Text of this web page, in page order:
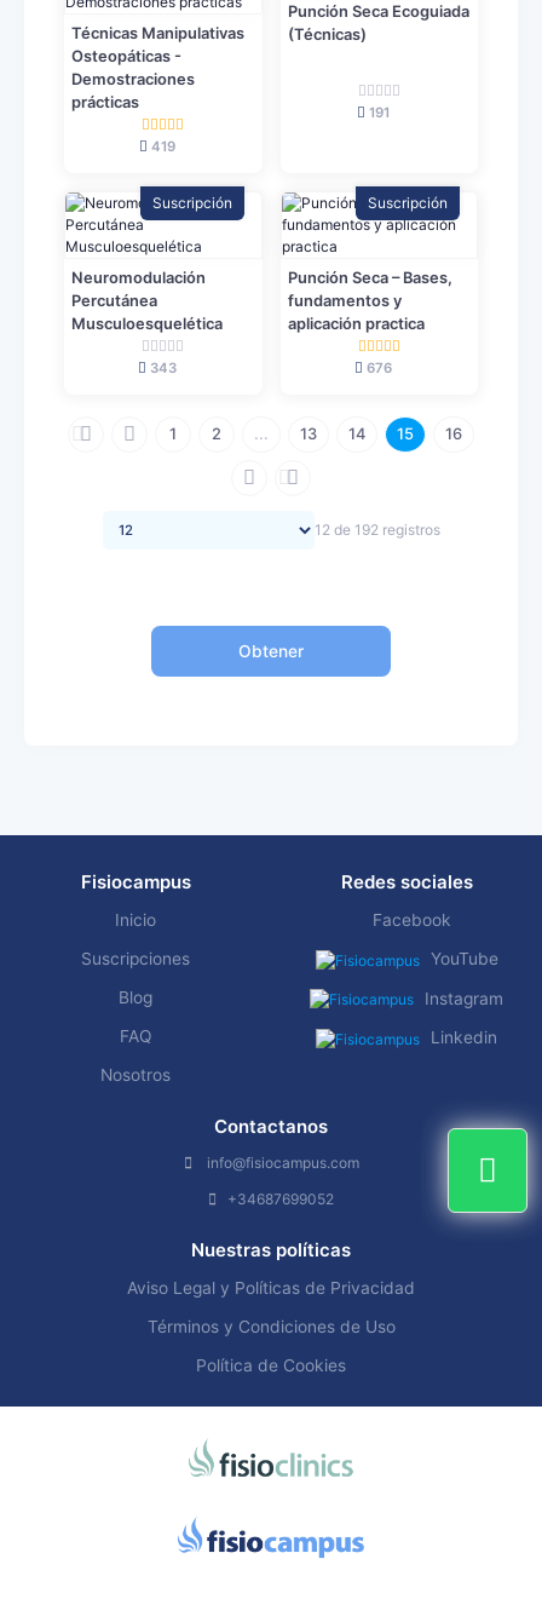
Técnicas Manipulativas
Osteopáticas -
Demostraciones
prácticas
419
Punción Seca Ecoguiada
(Técnicas)
191
Suscripción
Neuromodulación
Percutánea
Musculoesquelética
343
Suscripción
Punción Seca – Bases,
fundamentos y
aplicación practica
676
1 2 ... 13 14 15 16
12 de 192 registros
Obtener
Fisiocampus
Inicio
Suscripciones
Blog
FAQ
Nosotros
Redes sociales
Facebook
YouTube
Instagram
Linkedin
Contactanos
info@fisiocampus.com
+34687699052
Nuestras políticas
Aviso Legal y Políticas de Privacidad
Términos y Condiciones de Uso
Política de Cookies